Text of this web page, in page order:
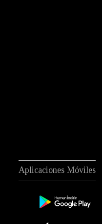
Aplicaciones Móviles